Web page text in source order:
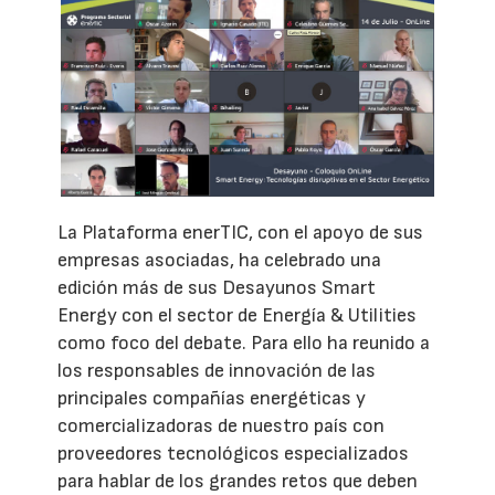
La Plataforma enerTIC, con el apoyo de sus
empresas asociadas, ha celebrado una
edición más de sus Desayunos Smart
Energy con el sector de Energía & Utilities
como foco del debate. Para ello ha reunido a
los responsables de innovación de las
principales compañías energéticas y
comercializadoras de nuestro país con
proveedores tecnológicos especializados
para hablar de los grandes retos que deben